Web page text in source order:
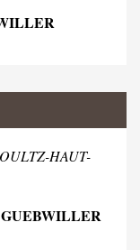
HAUT-
GUEBWILLER